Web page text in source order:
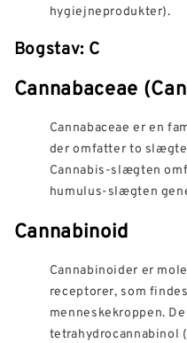
hygiejneprodukter).
Bogstav: C
Cannabaceae
Cannabaceae er en
der omfatter to
Cannabis-slægten
humulus-slægten
Cannabinoid
Cannabinoider er
receptorer, som
menneskekroppen.
tetrahydrocannabinol